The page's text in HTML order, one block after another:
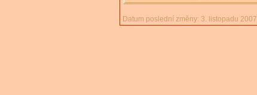
Datum poslední změny: 3. listopadu 2007